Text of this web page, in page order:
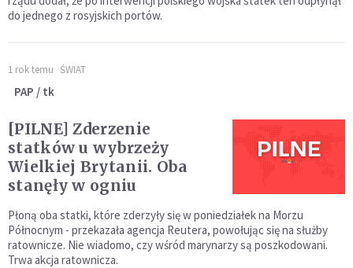
do jednego z rosyjskich portów.
1 rok temu ŚWIAT
PAP / tk
[PILNE] Zderzenie
statków u wybrzeży
Wielkiej Brytanii. Oba
stanęły w ogniu
Płoną oba statki, które zderzyły się w poniedziałek na Morzu
Północnym - przekazała agencja Reutera, powołując się na służby
ratownicze. Nie wiadomo, czy wśród marynarzy są poszkodowani.
Trwa akcja ratownicza.